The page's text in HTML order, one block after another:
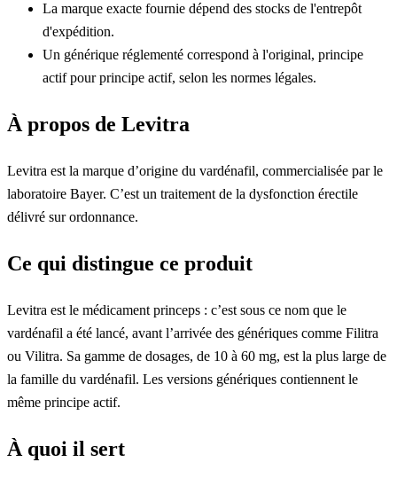
La marque exacte fournie dépend des stocks de l'entrepôt
d'expédition.
Un générique réglementé correspond à l'original, principe
actif pour principe actif, selon les normes légales.
À propos de Levitra
Levitra est la marque d’origine du vardénafil, commercialisée par le
laboratoire Bayer. C’est un traitement de la dysfonction érectile
délivré sur ordonnance.
Ce qui distingue ce produit
Levitra est le médicament princeps : c’est sous ce nom que le
vardénafil a été lancé, avant l’arrivée des génériques comme Filitra
ou Vilitra. Sa gamme de dosages, de 10 à 60 mg, est la plus large de
la famille du vardénafil. Les versions génériques contiennent le
même principe actif.
À quoi il sert